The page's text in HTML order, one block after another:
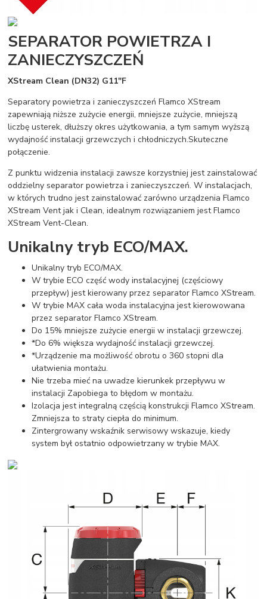
SEPARATOR POWIETRZA I
ZANIECZYSZCZEŃ
XStream Clean (DN32) G11"F
Separatory powietrza i zanieczyszczeń Flamco XStream
zapewniają niższe zużycie energii, mniejsze zużycie, mniejszą
liczbę usterek, dłuższy okres użytkowania, a tym samym wyższą
wydajność instalacji grzewczych i chłodniczych.Skuteczne
połączenie.
Z punktu widzenia instalacji zawsze korzystniej jest zainstalować
oddzielny separator powietrza i zanieczyszczeń. W instalacjach,
w których trudno jest zainstalować zarówno urządzenia Flamco
XStream Vent jak i Clean, idealnym rozwiązaniem jest Flamco
XStream Vent-Clean.
Unikalny tryb ECO/MAX.
Unikalny tryb ECO/MAX.
W trybie ECO część wody instalacyjnej (częściowy
przepływ) jest kierowany przez separator Flamco XStream.
W trybie MAX cała woda instalacyjna jest kierowowana
przez separator Flamco XStream.
Do 15% mniejsze zużycie energii w instalacji grzewczej.
*Do 6% większa wydajność instalacji grzewczej.
*Urządzenie ma możliwość obrotu o 360 stopni dla
ułatwienia montażu.
Nie trzeba mieć na uwadze kierunkek przepływu w
instalacji Zapobiega to błędom w montażu.
Izolacja jest integralną częścią konstrukcji Flamco XStream.
Zmniejsza to straty ciepła do minimum.
Zintergrowany wskaźnik serwisowy wskazuje, kiedy
system był ostatnio odpowietrzany w trybie MAX.